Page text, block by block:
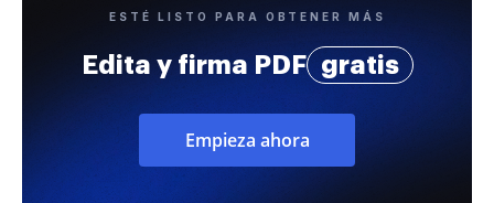
ESTÉ LISTO PARA OBTENER MÁS
Edita y firma PDF gratis
Empieza ahora